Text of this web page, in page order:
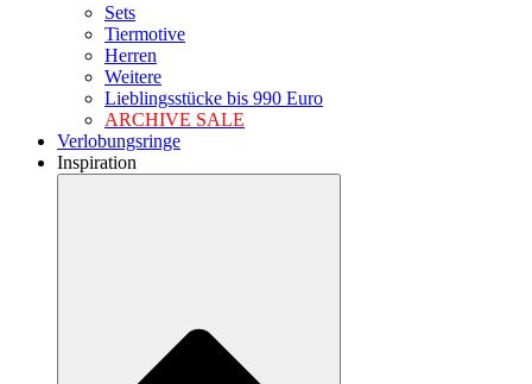
Sets
Tiermotive
Herren
Weitere
Lieblingsstücke bis 990 Euro
ARCHIVE SALE
Verlobungsringe
Inspiration